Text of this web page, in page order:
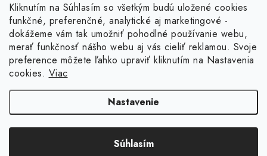
Kliknutím na Súhlasím so všetkým budú uložené cookies
funkčné, preferenčné, analytické aj marketingové -
dokážeme vám tak umožniť pohodlné používanie webu,
merať funkčnosť nášho webu aj vás cieliť reklamou. Svoje
preference môžete ľahko upraviť kliknutím na Nastavenia
cookies. Viac
Nastavenie
Súhlasím
Informácie pre vás
O nás
Obchodné podmienky
Facebook
. Všetky práva vyhradené.